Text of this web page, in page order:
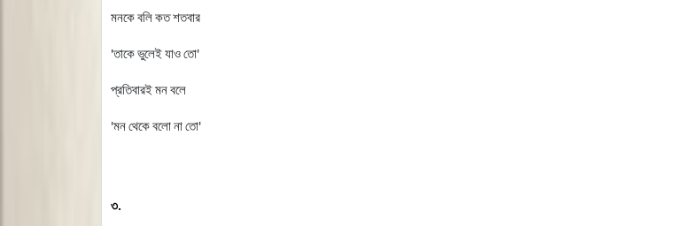
মনকেবলিকতশতবার
'তাকেভুলেইযাওতো'
প্রতিবারইমনবলে
'মনথেকেবলোনাতো'
৩.